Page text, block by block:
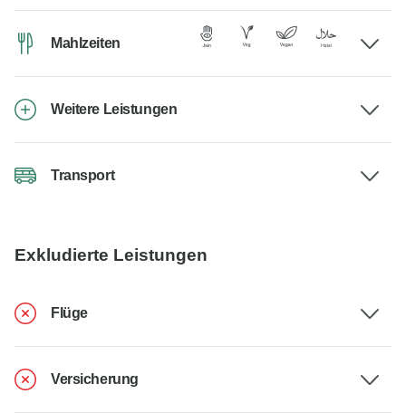
Mahlzeiten
Weitere Leistungen
Transport
Exkludierte Leistungen
Flüge
Versicherung